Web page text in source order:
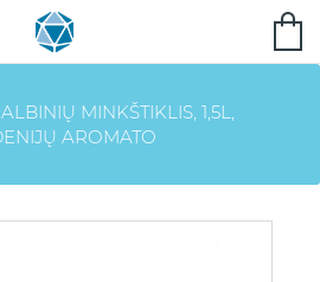
MINKŠTIKLIS, 1,5L,
AROMATO